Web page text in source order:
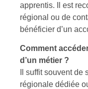
apprentis. Il est
régional ou de
bénéficier d’un
Comment
d’un métier ?
Il suffit souvent de
régionale dédiée